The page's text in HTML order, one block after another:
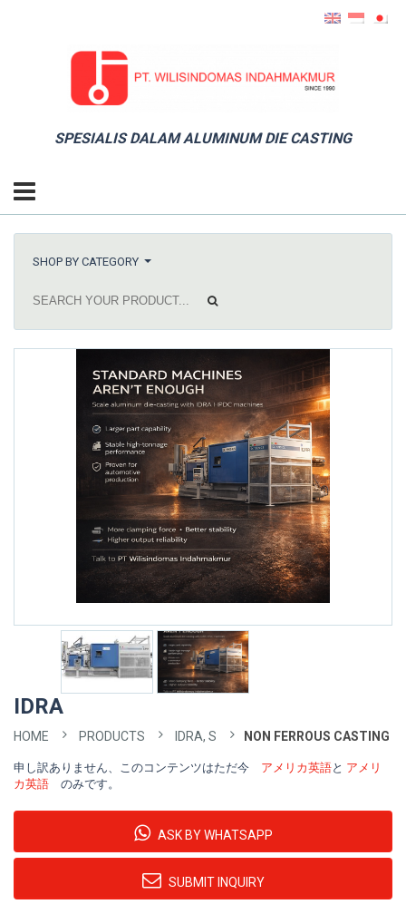
SPESIALIS DALAM ALUMINUM DIE CASTING
SHOP BY CATEGORY
IDRA
HOME PRODUCTS IDRA, S NON FERROUS CASTING
申し訳ありません、このコンテンツはただ今 アメリカ英語と アメリ
カ英語 のみです。
ASK BY WHATSAPP
SUBMIT INQUIRY